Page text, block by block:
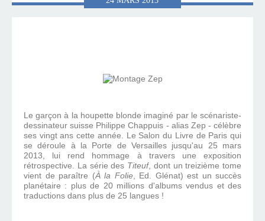
Le garçon à la houpette blonde imaginé par le scénariste-
dessinateur suisse Philippe Chappuis - alias Zep - célèbre
ses vingt ans cette année. Le Salon du Livre de Paris qui
se déroule à la Porte de Versailles jusqu'au 25 mars
2013, lui rend hommage à travers une exposition
rétrospective. La série des Titeuf, dont un treizième tome
vient de paraître (À la Folie, Ed. Glénat) est un succès
planétaire : plus de 20 millions d'albums vendus et des
traductions dans plus de 25 langues !